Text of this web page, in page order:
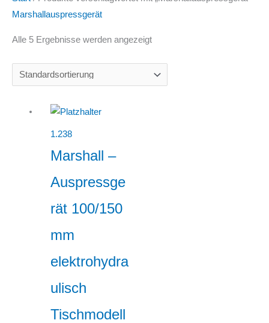
Marshallauspressgerät
Alle 5 Ergebnisse werden angezeigt
1.238
Marshall –
Auspressge
rät 100/150
mm
elektrohydra
ulisch
Tischmodell